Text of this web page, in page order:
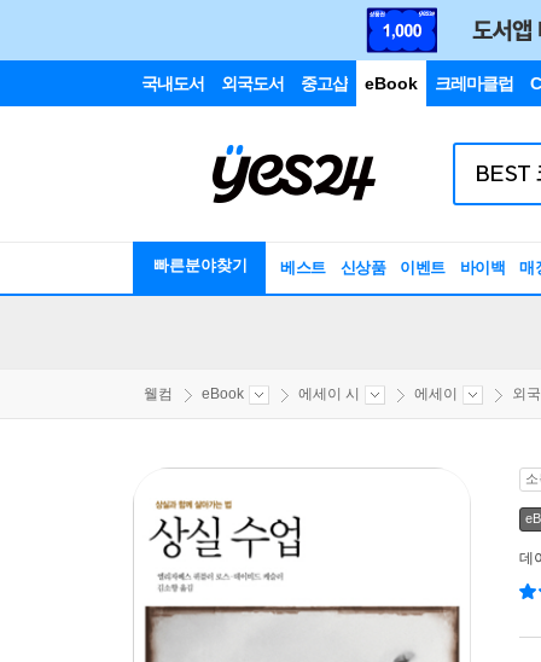
국내도서 외국도서 중고샵 eBook 크레마클럽
빠른분야찾기 베스트 신상품 이벤트 바이백 매
웰컴 eBook 에세이 시 에세이 외
데